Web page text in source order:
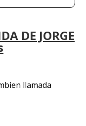
DE JORGE
llamada